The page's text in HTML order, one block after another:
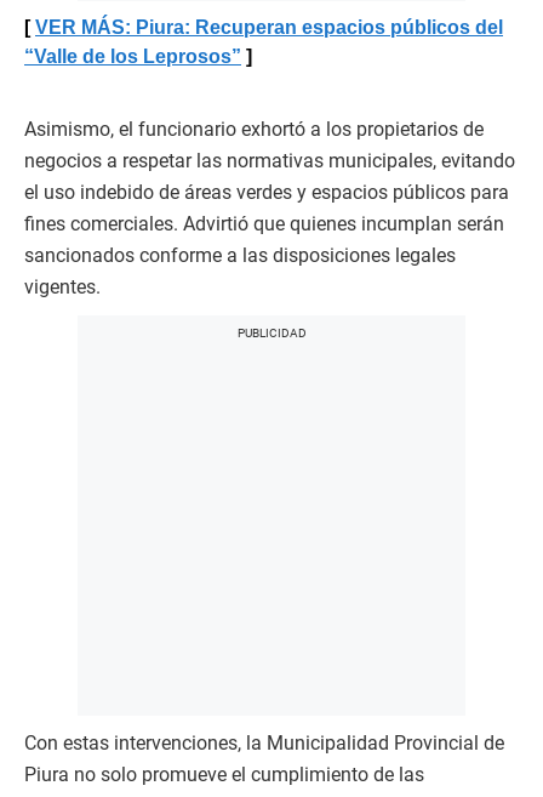
VER MÁS: Piura: Recuperan espacios públicos del
“Valle de los Leprosos”
Asimismo, el funcionario exhortó a los propietarios de
negocios a respetar las normativas municipales, evitando
el uso indebido de áreas verdes y espacios públicos para
fines comerciales. Advirtió que quienes incumplan serán
sancionados conforme a las disposiciones legales
vigentes.
Con estas intervenciones, la Municipalidad Provincial de
Piura no solo promueve el cumplimiento de las